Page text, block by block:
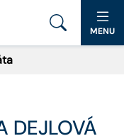
MENU
DEJLOVÁ